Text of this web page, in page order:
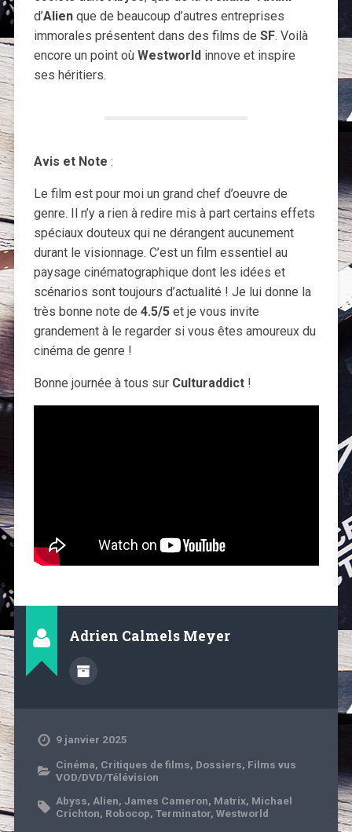
d’Alienque de beaucoup d’autres entreprises
immorales présentent dans des films de SF. Voilà
encore un point où Westworld innove et inspire
ses héritiers.
Avis et Note :
Le film est pour moi un grand chef d’oeuvre de
genre. Il n’y a rien à redire mis à part certains effets
spéciaux douteux qui ne dérangent aucunement
durant le visionnage. C’est un film essentiel au
paysage cinématographique dont les idées et
scénarios sont toujours d’actualité ! Je lui donne la
très bonne note de 4.5/5et je vous invite
grandement à le regarder si vous êtes amoureux du
cinéma de genre !
Bonne journée à tous sur Culturaddict!
Adrien Calmels Meyer
9 janvier 2025
Cinéma, Critiques de films, Dossiers, Films vus
VOD/DVD/Télévision
Abyss, Alien, James Cameron, Matrix, Michael
Crichton, Robocop, Terminator, Westworld